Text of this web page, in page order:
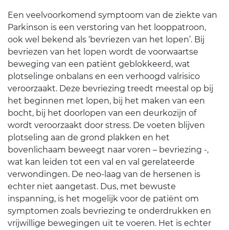
Een veelvoorkomend symptoom van de ziekte van
Parkinson is een verstoring van het looppatroon,
ook wel bekend als ‘bevriezen van het lopen’. Bij
bevriezen van het lopen wordt de voorwaartse
beweging van een patiënt geblokkeerd, wat
plotselinge onbalans en een verhoogd valrisico
veroorzaakt. Deze bevriezing treedt meestal op bij
het beginnen met lopen, bij het maken van een
bocht, bij het doorlopen van een deurkozijn of
wordt veroorzaakt door stress. De voeten blijven
plotseling aan de grond plakken en het
bovenlichaam beweegt naar voren – bevriezing -,
wat kan leiden tot een val en val gerelateerde
verwondingen. De neo-laag van de hersenen is
echter niet aangetast. Dus, met bewuste
inspanning, is het mogelijk voor de patiënt om
symptomen zoals bevriezing te onderdrukken en
vrijwillige bewegingen uit te voeren. Het is echter